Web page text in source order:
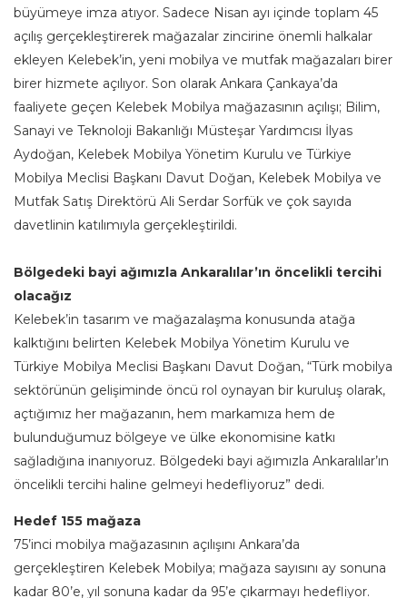
büyümeye imza atıyor. Sadece Nisan ayı içinde toplam 45
açılış gerçekleştirerek mağazalar zincirine önemli halkalar
ekleyen Kelebek’in, yeni mobilya ve mutfak mağazaları birer
birer hizmete açılıyor. Son olarak Ankara Çankaya’da
faaliyete geçen Kelebek Mobilya mağazasının açılışı; Bilim,
Sanayi ve Teknoloji Bakanlığı Müsteşar Yardımcısı İlyas
Aydoğan, Kelebek Mobilya Yönetim Kurulu ve Türkiye
Mobilya Meclisi Başkanı Davut Doğan, Kelebek Mobilya ve
Mutfak Satış Direktörü Ali Serdar Sorfük ve çok sayıda
davetlinin katılımıyla gerçekleştirildi.
Bölgedeki bayi ağımızla Ankaralılar’ın öncelikli tercihi
olacağız
Kelebek’in tasarım ve mağazalaşma konusunda atağa
kalktığını belirten Kelebek Mobilya Yönetim Kurulu ve
Türkiye Mobilya Meclisi Başkanı Davut Doğan, “Türk mobilya
sektörünün gelişiminde öncü rol oynayan bir kuruluş olarak,
açtığımız her mağazanın, hem markamıza hem de
bulunduğumuz bölgeye ve ülke ekonomisine katkı
sağladığına inanıyoruz. Bölgedeki bayi ağımızla Ankaralılar’ın
öncelikli tercihi haline gelmeyi hedefliyoruz” dedi.
Hedef 155 mağaza
75’inci mobilya mağazasının açılışını Ankara’da
gerçekleştiren Kelebek Mobilya; mağaza sayısını ay sonuna
kadar 80’e, yıl sonuna kadar da 95’e çıkarmayı hedefliyor.